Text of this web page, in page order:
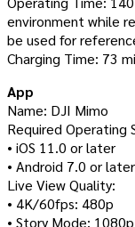
environment while
be used for
Charging Time: 73
App
Name: DJI Mimo
Required Operating
• iOS 11.0 or later
• Android 7.0 or later
Live View Quality:
• 4K/60fps: 480p
• Story Mode: 1080p